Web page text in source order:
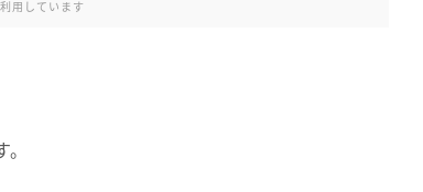
用しています